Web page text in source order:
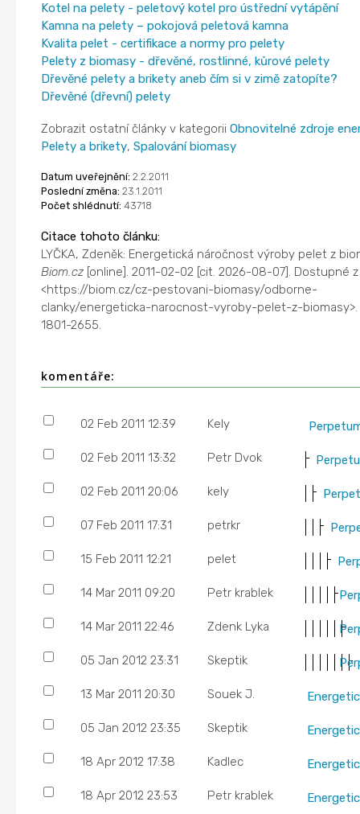
Kotel na pelety - peletový kotel pro ústřední vytápění
Kamna na pelety – pokojová peletová kamna
Kvalita pelet - certifikace a normy pro pelety
Pelety z biomasy - dřevěné, rostlinné, kůrové pelety
Dřevěné pelety a brikety aneb čím si v zimě zatopíte?
Dřevěné (dřevní) pelety
Zobrazit ostatní články v kategorii Obnovitelné zdroje
Pelety a brikety, Spalování biomasy
Datum uveřejnění: 2.2.2011
Poslední změna: 23.1.2011
Počet shlédnutí: 43718
Citace tohoto článku:
LYČKA, Zdeněk: Energetická náročnost výroby pelet z
Biom.cz[online]. 2011-02-02 [cit. 2026-08-07]. Dostupné z
<https://biom.cz/cz-pestovani-biomasy/odborne-
clanky/energeticka-narocnost-vyroby-pelet-z-biomasy>.
1801-2655.
komentáře:
02 Feb 2011 12:39 Kely
02 Feb 2011 13:32 Petr Dvok
02 Feb 2011 20:06 kely
07 Feb 2011 17:31 petrkr
15 Feb 2011 12:21 pelet
14 Mar 2011 09:20 Petr krablek
14 Mar 2011 22:46 Zdenk Lyka
05 Jan 2012 23:31 Skeptik
13 Mar 2011 20:30 Souek J.
05 Jan 2012 23:35 Skeptik
18 Apr 2012 17:38 Kadlec
18 Apr 2012 23:53 Petr krablek